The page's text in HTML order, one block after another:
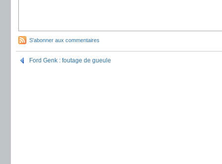
S'abonner aux commentaires
Ford Genk : foutage de gueule